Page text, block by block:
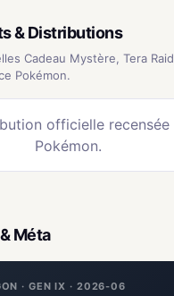
& Distributions
Cadeau Mystère, Tera
Pokémon.
officielle recensée
Pokémon.
Méta
· GEN IX · 2026-06